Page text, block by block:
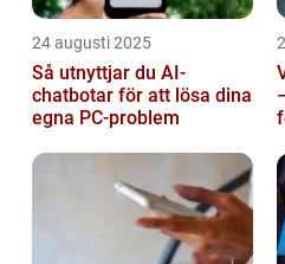
24 augusti 2025
Så utnyttjar du AI-
chatbotar för att lösa dina
egna PC-problem